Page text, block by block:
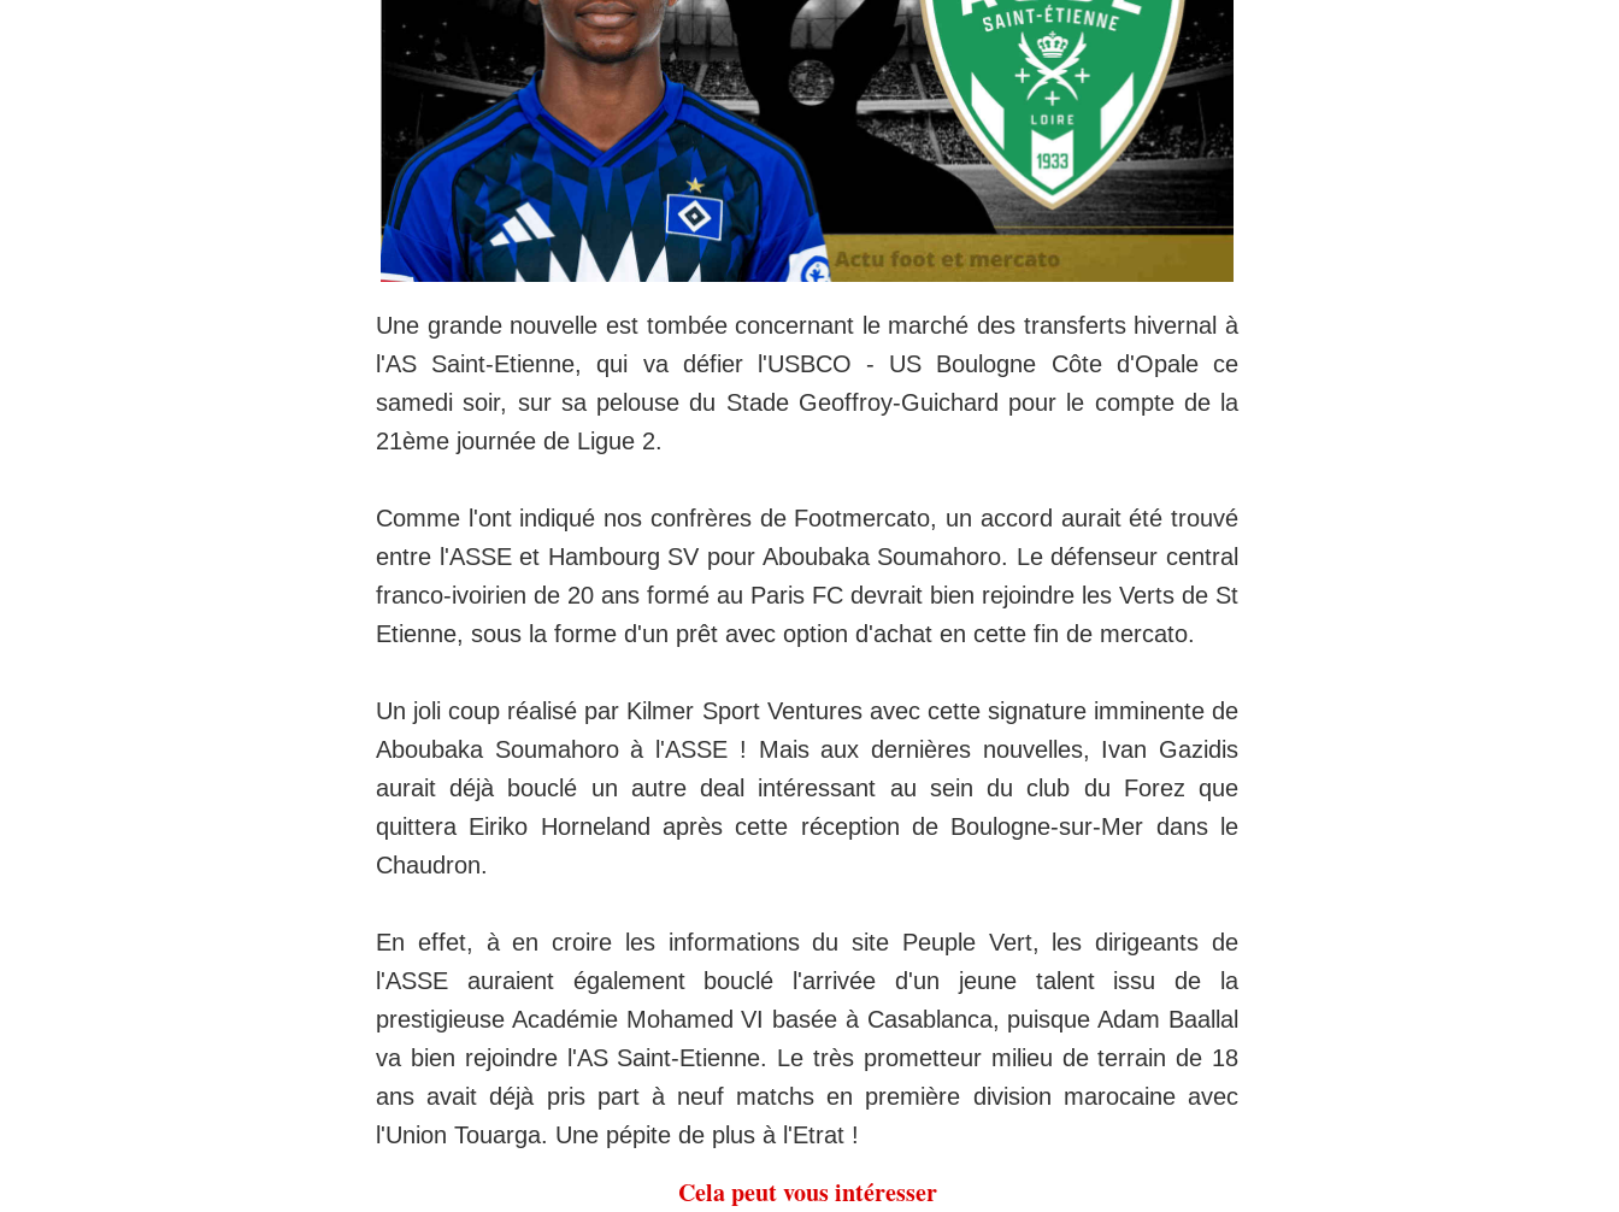
Une grande nouvelle est tombée concernant le marché des transferts hivernal à
l'AS Saint-Etienne, qui va défier l'USBCO - US Boulogne Côte d'Opale ce
samedi soir, sur sa pelouse du Stade Geoffroy-Guichard pour le compte de la
21ème journée de Ligue 2.
Comme l'ont indiqué nos confrères de Footmercato, un accord aurait été trouvé
entre l'ASSE et Hambourg SV pour Aboubaka Soumahoro. Le défenseur central
franco-ivoirien de 20 ans formé au Paris FC devrait bien rejoindre les Verts de St
Etienne, sous la forme d'un prêt avec option d'achat en cette fin de mercato.
Un joli coup réalisé par Kilmer Sport Ventures avec cette signature imminente de
Aboubaka Soumahoro à l'ASSE ! Mais aux dernières nouvelles, Ivan Gazidis
aurait déjà bouclé un autre deal intéressant au sein du club du Forez que
quittera Eiriko Horneland après cette réception de Boulogne-sur-Mer dans le
Chaudron.
En effet, à en croire les informations du site Peuple Vert, les dirigeants de
l'ASSE auraient également bouclé l'arrivée d'un jeune talent issu de la
prestigieuse Académie Mohamed VI basée à Casablanca, puisque Adam Baallal
va bien rejoindre l'AS Saint-Etienne. Le très prometteur milieu de terrain de 18
ans avait déjà pris part à neuf matchs en première division marocaine avec
l'Union Touarga. Une pépite de plus à l'Etrat !
Cela peut vous intéresser